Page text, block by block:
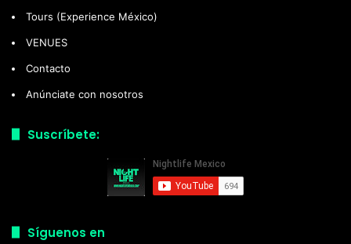
Tours (Experience México)
VENUES
Contacto
Anúnciate con nosotros
Suscríbete:
Síguenos en